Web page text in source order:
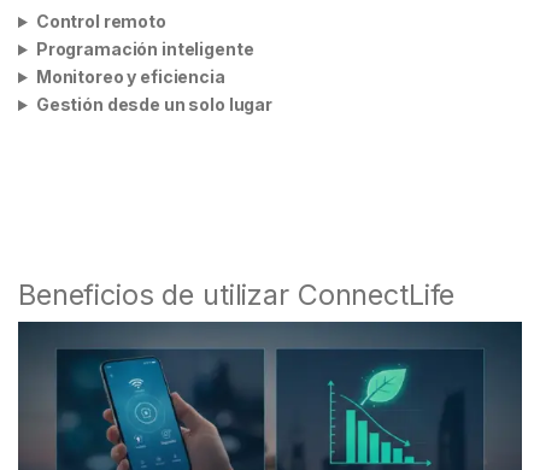
Control remoto
Programación inteligente
Monitoreo y eficiencia
Gestión desde un solo lugar
Beneficios de utilizar ConnectLife